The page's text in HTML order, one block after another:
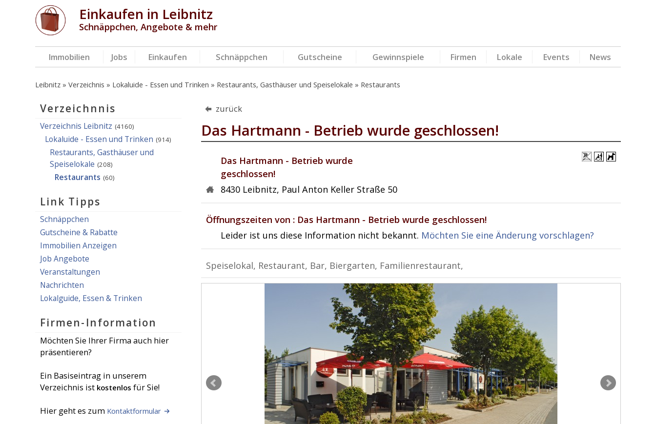
Einkaufen in Leibnitz
Schnäppchen, Angebote & mehr
Immobilien Jobs Einkaufen Schnäppchen Gutscheine Gewinnspiele Firmen Lokale Events News
Leibnitz Verzeichnis Lokaluide - Essen und Trinken Restaurants, Gasthäuser und Speiselokale Restaurants
zurück
Das Hartmann - Betrieb wurde geschlossen!
Das Hartmann - Betrieb wurde
geschlossen!
8430 Leibnitz, Paul Anton Keller Straße 50
Öffnungszeiten von : Das Hartmann - Betrieb wurde geschlossen!
Leider ist uns diese Information nicht bekannt. Möchten Sie eine Änderung vorschlagen?
Speiselokal, Restaurant, Bar, Biergarten, Familienrestaurant,
Verzeichnnis
Verzeichnis Leibnitz (4160)
Lokaluide - Essen und Trinken (914)
Restaurants, Gasthäuser und
Speiselokale (208)
Restaurants (60)
Link Tipps
Schnäppchen
Gutscheine & Rabatte
Immobilien Anzeigen
Job Angebote
Veranstaltungen
Nachrichten
Lokalguide, Essen & Trinken
Firmen-Information
Möchten Sie Ihrer Firma auch hier
präsentieren?
Ein Basiseintrag in unserem
Verzeichnis ist kostenlos für Sie!
Hier geht es zum Kontaktformular